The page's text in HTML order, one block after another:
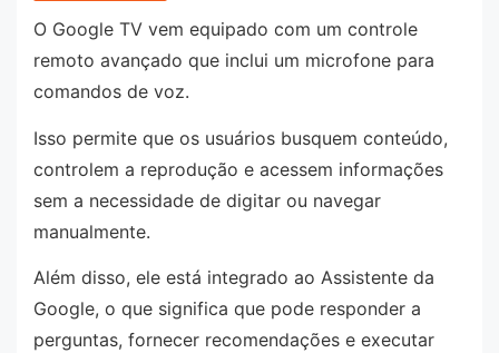
O Google TV vem equipado com um controle
remoto avançado que inclui um microfone para
comandos de voz.
Isso permite que os usuários busquem conteúdo,
controlem a reprodução e acessem informações
sem a necessidade de digitar ou navegar
manualmente.
Além disso, ele está integrado ao Assistente da
Google, o que significa que pode responder a
perguntas, fornecer recomendações e executar